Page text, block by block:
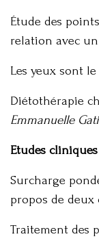
Étude des points
relation avec
Les yeux sont
Diétothérapie
Emmanuelle
Etudes cliniques
Surcharge
propos de deux
Traitement des